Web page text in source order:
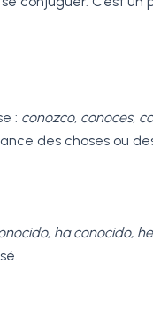
: conozco, conoces,
des choses ou
ha conocido,